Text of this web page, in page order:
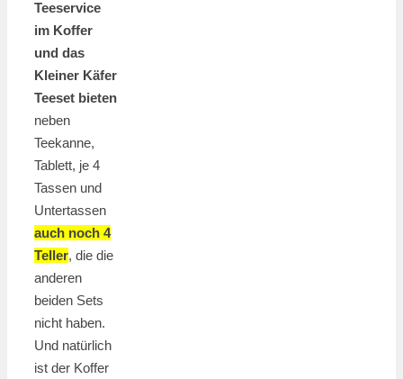
Teeservice
im Koffer
und das
Kleiner Käfer
Teeset bieten
neben
Teekanne,
Tablett, je 4
Tassen und
Untertassen
auch noch 4
Teller, die die
anderen
beiden Sets
nicht haben.
Und natürlich
ist der Koffer